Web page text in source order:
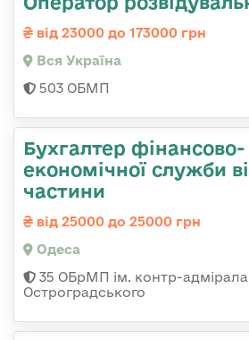
від 23000 до 173000 грн
Вся Україна
503 ОБМП
Бухгалтер фінансово-
економічної служби
частини
від 25000 до 25000 грн
Одеса
35 ОБрМП ім. контр-
Остроградського